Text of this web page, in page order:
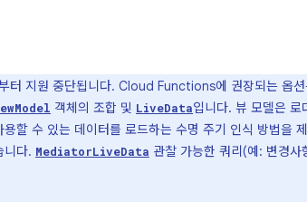
터 지원 중단됩니다. Cloud Functions에 권장되는 옵
객체의 조합 및 LiveData입니다. 뷰 모델은 로
용할 수 있는 데이터를 로드하는 수명 주기 인식 방법을
니다. MediatorLiveData 관찰 가능한 쿼리(예: 변경